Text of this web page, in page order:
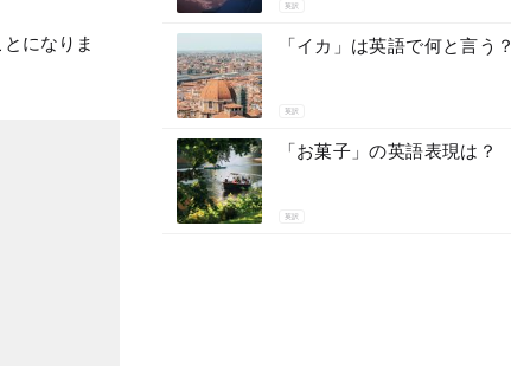
になりま
英訳
「イカ」は英語で何と言う？
英訳
「お菓子」の英語表現は？
英訳